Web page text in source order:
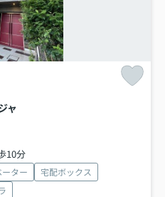
ャ
10分
ター
宅配ボックス